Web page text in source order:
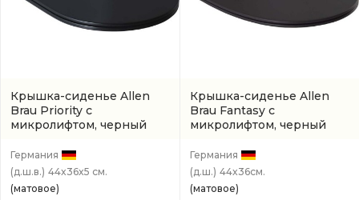
Крышка-сиденье Allen
Brau Priority с
микролифтом, черный
Германия
(д.ш.в.) 44x36x5 см.
(матовое)
Крышка-сиденье Allen
Brau Fantasy с
микролифтом, черный
Германия
(д.ш.) 44x36см.
(матовое)